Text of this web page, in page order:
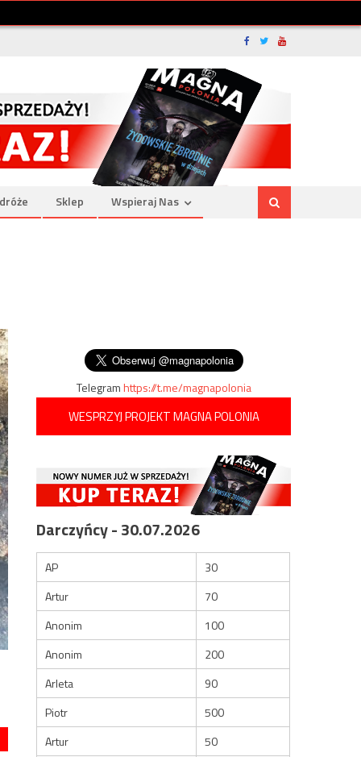
Sklep Wspieraj Nas
Telegramhttps://t.me/magnapolonia
WESPRZYJ PROJEKT MAGNA POLONIA
Darczyńcy - 30.07.2026
AP
30
Artur
70
Anonim
100
Anonim
200
Arleta
90
Piotr
500
Artur
50